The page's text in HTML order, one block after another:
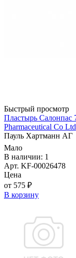
Быстрый просмотр
Пластырь Салонпас
Pharmaceutical Co Ltd
Пауль Хартманн AГ
Мало
В наличии: 1
Арт. KF-00026478
Цена
от 575 ₽
В корзину